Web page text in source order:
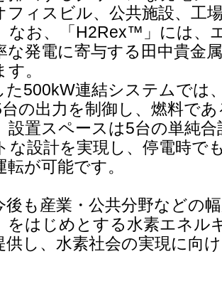
フィスビル、公共施設、工
なお、「H2Rex™」には、
な発電に寄与する田中貴金
。
500kW連結システムでは
の出力を制御し、燃料で
設置スペースは5台の単純
な設計を実現し、停電時で
が可能です。
も産業・公共分野などの
をはじめとする水素エネル
供し、水素社会の実現に向